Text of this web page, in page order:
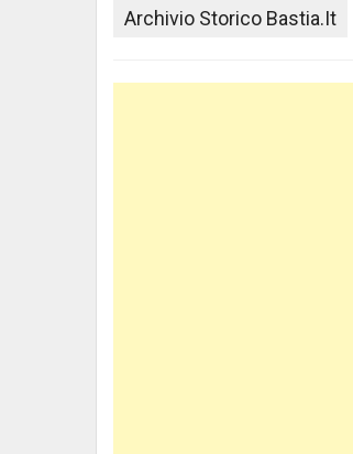
Archivio Storico Bastia.it